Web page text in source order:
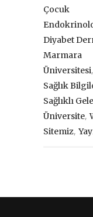
Çocuk
Diyabet
Marmara
Üniversitesi,
Sağlık
Sağlıklı
Üniversite,
Sitemiz,